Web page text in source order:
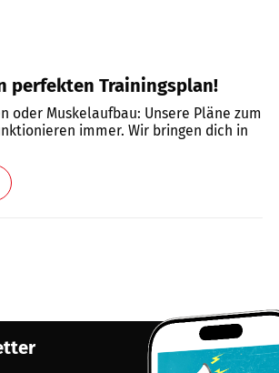
perfekten Trainingsplan!
oder Muskelaufbau: Unsere Pläne zum
immer. Wir bringen dich in